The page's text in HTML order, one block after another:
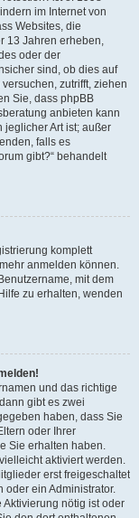
im Internet von
Websites, die
13 Jahren erheben,
oder der
sind, ob dies auf
zutrifft, ziehen
Sie, dass phpBB
anbieten kann
jeglicher Art ist; außer
falls es
gibt?“ behandelt
komplett
anmelden können.
mit dem
zu erhalten, wenden
und das richtige
gibt es zwei
haben, dass Sie
oder Ihrer
Sie erhalten haben.
aktiviert werden.
erst freigeschaltet
oder ein Administrator.
nötig ist oder